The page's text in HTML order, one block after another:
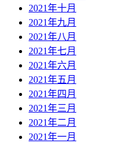
2021年十月
2021年九月
2021年八月
2021年七月
2021年六月
2021年五月
2021年四月
2021年三月
2021年二月
2021年一月